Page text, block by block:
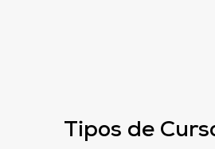
Tipos de